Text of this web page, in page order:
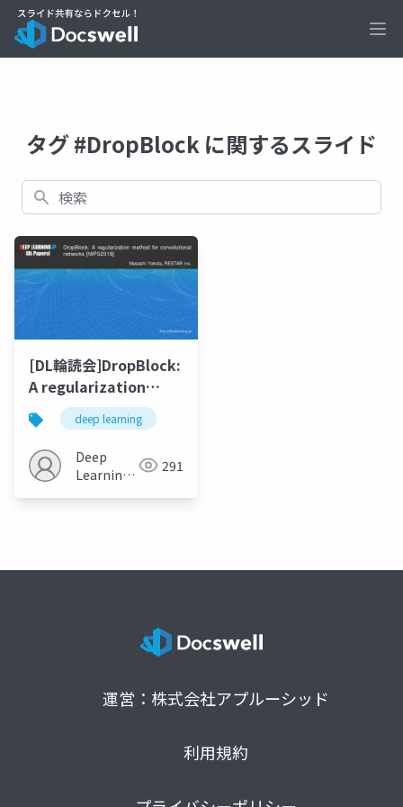
タグ #DropBlock に関するスライド
検索
[DL輪読会]DropBlock:
A regularization
method for
convolutional
networks
deep learning
Deep
Learning
291
運営：株式会社アプルーシッド
利用規約